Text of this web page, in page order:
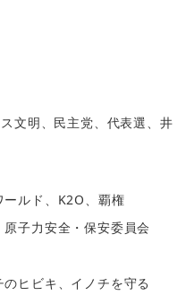
文明、民主党、代表選、井
ルド、K2O、覇権
子力安全・保安委員会
ヒビキ、イノチを守る